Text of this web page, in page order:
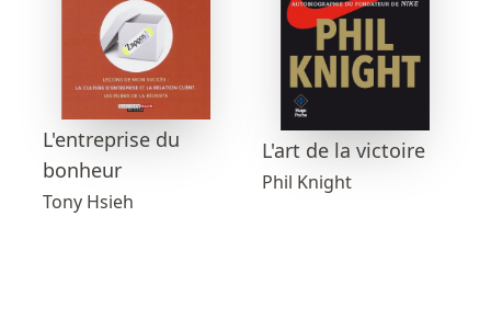
L'entreprise du
bonheur
Tony Hsieh
L'art de la victoire
Phil Knight